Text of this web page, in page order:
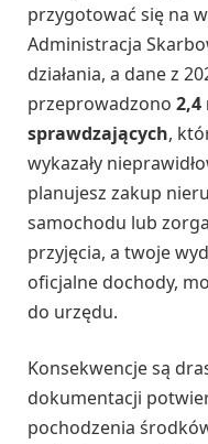
przygotować się na
Administracja
działania, a dane z
przeprowadzono 2,4
sprawdzających,
wykazały
planujesz zakup
samochodu lub
przyjęcia, a twoje
oficjalne dochody,
do urzędu.
Konsekwencje są
dokumentacji
pochodzenia